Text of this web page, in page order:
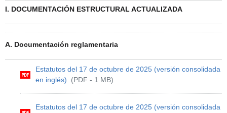
I. DOCUMENTACIÓN ESTRUCTURAL ACTUALIZADA
A. Documentación reglamentaria
Estatutos del 17 de octubre de 2025 (versión consolidada
en inglés)
(PDF - 1 MB)
Estatutos del 17 de octubre de 2025 (versión consolidada